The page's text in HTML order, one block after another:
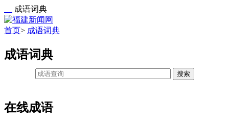
成语词典
首页> 成语词典
成语词典
搜索
在线成语